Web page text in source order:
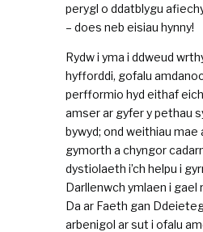
perygl o ddatblygu
– does neb eisiau hynny!
Rydw i yma i ddweud
hyfforddi, gofalu
perfformio hyd eithaf
amser ar gyfer y pethau
bywyd; ond weithiau mae
gymorth a chyngor
dystiolaeth i’ch helpu i
Darllenwch ymlaen i gael
Da ar Faeth gan
arbenigol ar sut i ofalu